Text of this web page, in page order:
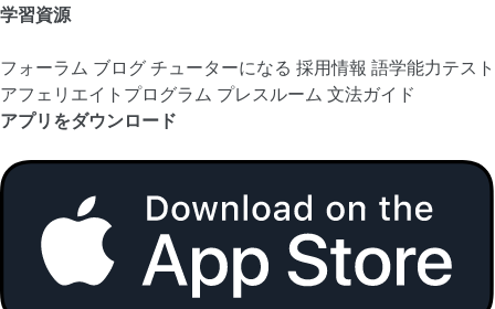
学習資源
フォーラム ブログチューターになる 採用情報 語学能力テスト
アフェリエイトプログラム プレスルーム 文法ガイド
アプリをダウンロード